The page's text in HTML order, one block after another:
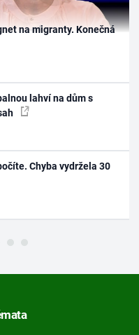
na migranty. Konečná
lahví na dům s
Chyba vydržela 30